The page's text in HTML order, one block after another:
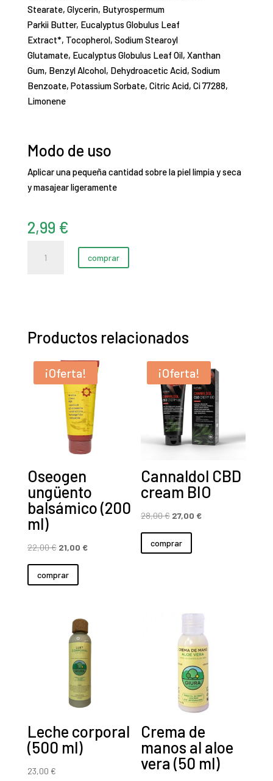
Stearate, Glycerin, Butyrospermum
Parkii Butter, Eucalyptus Globulus Leaf
Extract*, Tocopherol, Sodium Stearoyl
Glutamate, Eucalyptus Globulus Leaf Oil, Xanthan
Gum, Benzyl Alcohol, Dehydroacetic Acid, Sodium
Benzoate, Potassium Sorbate, Citric Acid, Ci 77288,
Limonene
Modo de uso
Aplicar una pequeña cantidad sobre la piel limpia y seca
y masajear ligeramente
2,99 €
ml
comprar
Productos relacionados
¡Oferta!
Oseogen
ungüento
balsámico (200
ml)
22,00€ El
precio
original
21,00 €El
comprar
¡Oferta!
Cannaldol CBD
cream BIO
28,00€ El
precio
original
27,00 €El
comprar
Leche corporal
(500 ml)
23,00 €
Crema de
manos al aloe
vera (50 ml)